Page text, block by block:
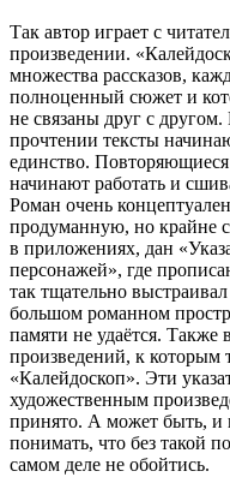
Так автор играет с
произведении.
множества рассказов,
полноценный сюжет и
не связаны друг с
прочтении тексты
единство.
начинают работать и
Роман очень
продуманную, но крайне
в приложениях, дан
персонажей», где
так тщательно
большом романном
памяти не удаётся.
произведений, к которым
«Калейдоскоп». Эти
художественным
принято. А может быть, и
понимать, что без такой
самом деле не обойтись.